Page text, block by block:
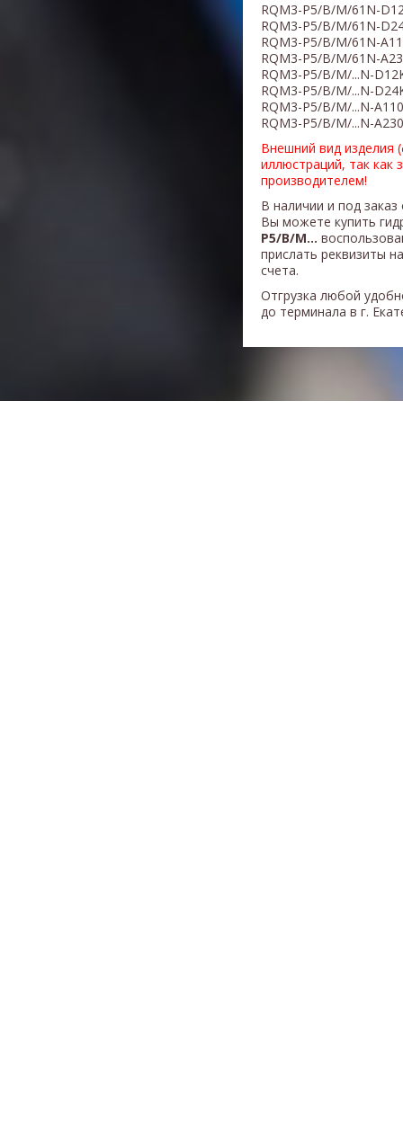
RQM3-P5/B/M/61N-
RQM3-P5/B/M/61N-
RQM3-P5/B/M/61N-
RQM3-P5/B/M/61N-
RQM3-P5/B/M/...N-
RQM3-P5/B/M/...N-
RQM3-P5/B/M/...N-
RQM3-P5/B/M/...N-
Внешний вид изделия
иллюстраций, так как
производителем!
В наличии и под заказ
Вы можете купить
P5/B/M...
прислать реквизиты
счета.
Отгрузка любой
до терминала в г.